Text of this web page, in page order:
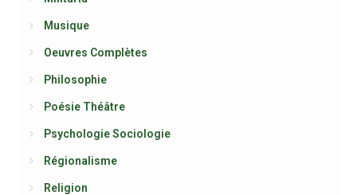
Musique
Oeuvres Complètes
Philosophie
Poésie Théâtre
Psychologie Sociologie
Régionalisme
Religion